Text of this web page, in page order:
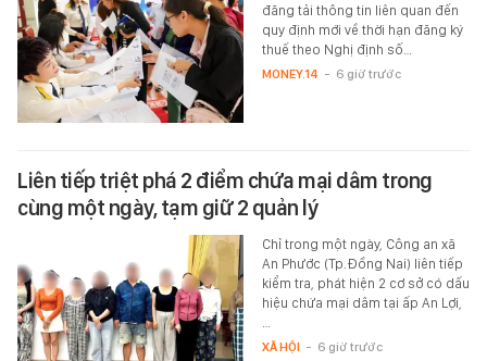
đăng tải thông tin liên quan đến
quy định mới về thời hạn đăng ký
thuế theo Nghị định số…
MONEY.14 - 6 giờ trước
Liên tiếp triệt phá 2 điểm chứa mại dâm trong
cùng một ngày, tạm giữ 2 quản lý
Chỉ trong một ngày, Công an xã
An Phước (Tp.Đồng Nai) liên tiếp
kiểm tra, phát hiện 2 cơ sở có dấu
hiệu chứa mại dâm tại ấp An Lợi,
…
XÃ HỘI - 6 giờ trước